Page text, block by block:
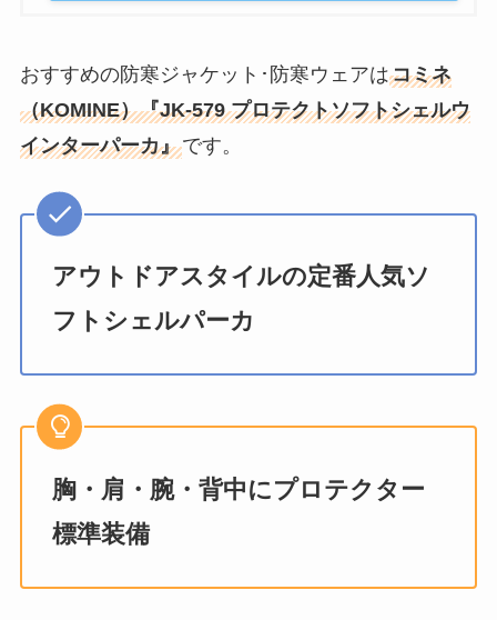
おすすめの防寒ジャケット･防寒ウェアはコミネ
（KOMINE）『JK-579 プロテクトソフトシェルウ
インターパーカ』です。
アウトドアスタイルの定番人気ソ
フトシェルパーカ
胸・肩・腕・背中にプロテクター
標準装備